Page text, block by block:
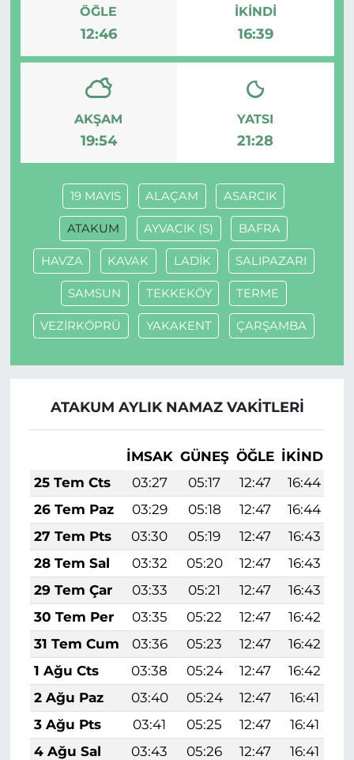
ÖĞLE
12:46
İKINDI
16:39
AKŞAM
19:54
YATSI
21:28
19 MAYIS ALAÇAM ASARCIK
ATAKUM AYVACIK (S) BAFRA
HAVZA KAVAK LADİK SALIPAZARI
SAMSUN TEKKEKÖY TERME
VEZİRKÖPRÜ YAKAKENT ÇARŞAMBA
ATAKUM AYLIK NAMAZ VAKITLERI
İMSAK GÜNEŞ ÖĞLE İKINDI
25 Tem Cts
03:27 05:17 12:47 16:44
26 Tem Paz
03:29 05:18 12:47 16:44
27 Tem Pts
03:30 05:19 12:47 16:43
28 Tem Sal
03:32 05:20 12:47 16:43
29 Tem Çar
03:33 05:21 12:47 16:43
30 Tem Per
03:35 05:22 12:47 16:42
31 Tem Cum
03:36 05:23 12:47 16:42
1 Ağu Cts
03:38 05:24 12:47 16:42
2 Ağu Paz
03:40 05:24 12:47 16:41
3 Ağu Pts
03:41 05:25 12:47 16:41
4 Ağu Sal
03:43 05:26 12:47 16:41